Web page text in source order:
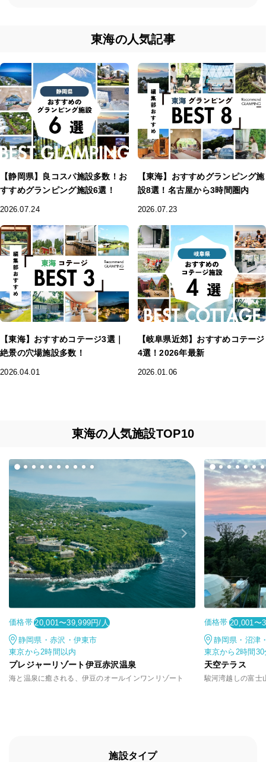
東海の人気記事
【静岡県】良コスパ施設多数！お
すすめグランピング施設6選！
2026.07.24
【東海】おすすめグランピング施
設8選！名古屋から3時間圏内
2026.07.23
【東海】おすすめコテージ3選｜
絶景の穴場施設多数！
2026.04.01
【岐阜県近郊】おすすめコテージ
4選！2026年最新
2026.01.06
東海の人気施設TOP10
価格帯 20,001〜39,999円/人
静岡県・赤沢・伊東市
東京から2時間以内
プレジャーリゾート伊豆赤沢温泉
海と温泉に癒される、伊豆のオールインワンリゾート
価格帯 20,001〜
静岡県・沼津
東京から2時間
天空テラス
施設タイプ